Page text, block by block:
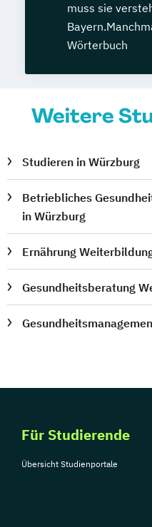
muss sie
Wörterbuch
Weitere
Studieren in Würzburg
Betriebliches
in Würzburg
Ernährung
Gesundheitsberatung
Für Studierende
Übersicht Studienportale